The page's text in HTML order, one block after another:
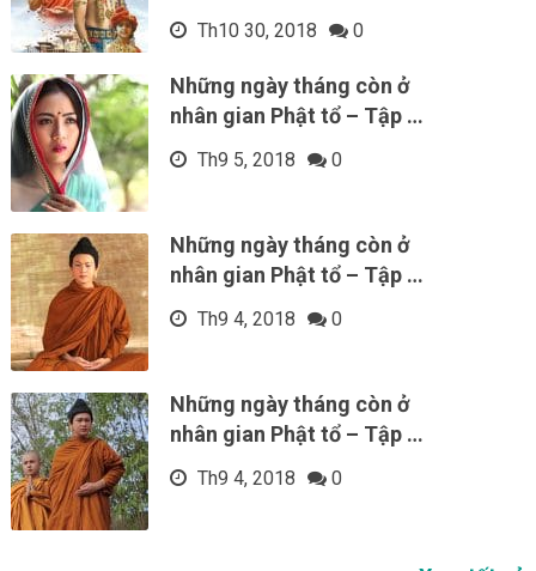
Th10 30, 2018 0
Những ngày tháng còn ở
nhân gian Phật tổ – Tập …
Th9 5, 2018 0
Những ngày tháng còn ở
nhân gian Phật tổ – Tập …
Th9 4, 2018 0
Những ngày tháng còn ở
nhân gian Phật tổ – Tập …
Th9 4, 2018 0